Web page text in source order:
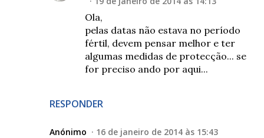
RESPONDER
Ola,
pelas datas não estava no período
fértil, devem pensar melhor e ter
algumas medidas de protecção... se
for preciso ando por aqui...
Anónimo 16 de janeiro de 2014 às 15:43